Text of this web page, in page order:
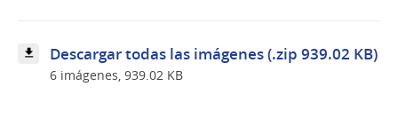
Descargar todas las imágenes (.zip 939.02 KB)
6 imágenes, 939.02 KB